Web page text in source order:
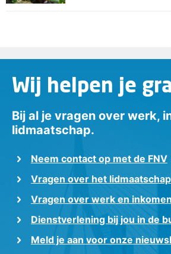
Wij helpen je
Bij al je vragen over werk,
lidmaatschap.
Neem contact op met de FNV
Vragen over het lidmaatschap
Vragen over werk en inkomen
Dienstverlening bij jou in de
Meld je aan voor onze